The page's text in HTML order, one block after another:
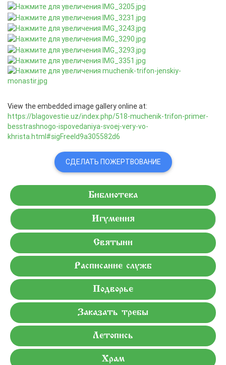
View the embedded image gallery online at:
https://blagovestie.uz/index.php/518-muchenik-trifon-primer-
besstrashnogo-ispovedaniya-svoej-very-vo-
khrista.html#sigFreeId9a305582d6
СДЕЛАТЬ ПОЖЕРТВОВАНИЕ
Библиотека
Игумения
Святыни
Расписание служб
Подворье
Заказать требы
Летопись
Храм